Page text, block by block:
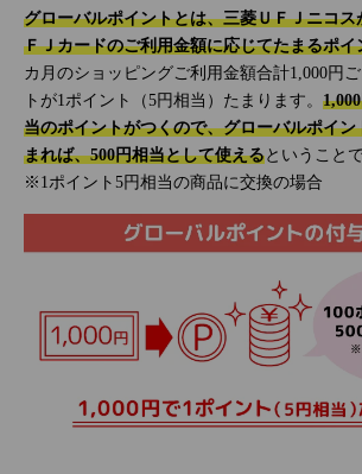
グローバルポイントとは、三菱ＵＦＪニコ
ＦＪカードのご利用金額に応じてたまるポイ
カ月のショッピングご利用金額合計1,000円
トが1ポイント（5円相当）たまります。
当のポイントがつくので、グローバルポイン
まれば、500円相当として使えるということで
※1ポイント5円相当の商品に交換の場合